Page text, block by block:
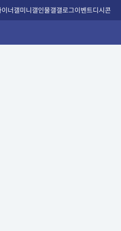
이너갤미니갤인물갤갤로그이벤트디시콘